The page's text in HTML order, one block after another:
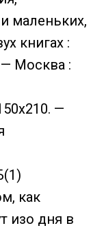
маленьких,
книгах :
Москва :
—
как
изо дня в